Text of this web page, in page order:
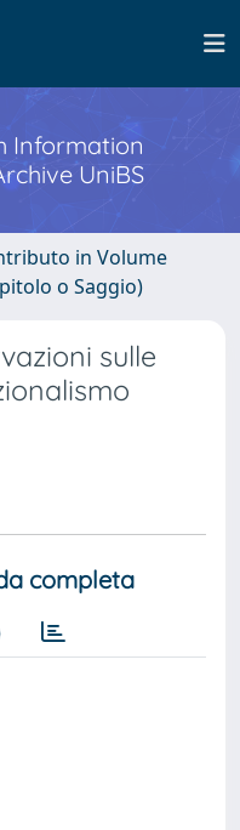
Information
UniBS
in Volume
o Saggio)
sulle
completa